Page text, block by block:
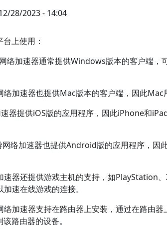
28/2023 - 14:04
上使用：
络加速器通常提供Windows版本的客户端，
加速器也提供Mac版本的客户端，因此Mac
器提供iOS版的应用程序，因此iPhone和
络加速器也提供Android版的应用程序，因
速器还提供游戏主机的支持，如PlayStation
速在线游戏的连接。
络加速器支持在路由器上安装，通过在路由
路由器的设备。